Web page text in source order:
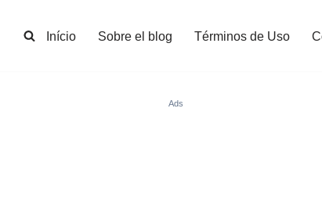
Início Sobre el blog Términos de Uso
Ads